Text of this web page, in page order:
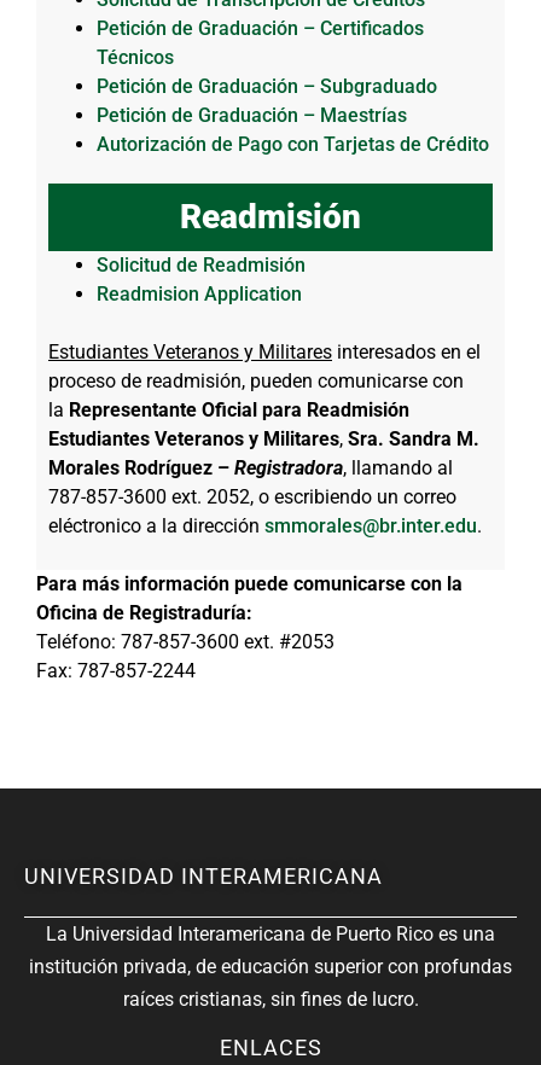
Petición de Graduación – Certificados
Técnicos
Petición de Graduación – Subgraduado
Petición de Graduación – Maestrías
Autorización de Pago con Tarjetas de Crédito
Readmisión
Solicitud de Readmisión
Readmision Application
Estudiantes Veteranos y Militares interesados en el
proceso de readmisión, pueden comunicarse con
la Representante Oficial para Readmisión
Estudiantes Veteranos y Militares, Sra. Sandra M.
Morales Rodríguez – Registradora, llamando al
787-857-3600 ext. 2052, o escribiendo un correo
eléctronico a la dirección smmorales@br.inter.edu.
Para más información puede comunicarse con la
Oficina de Registraduría:
Teléfono: 787-857-3600 ext. #2053
Fax: 787-857-2244
UNIVERSIDAD INTERAMERICANA
La Universidad Interamericana de Puerto Rico es una
institución privada, de educación superior con profundas
raíces cristianas, sin fines de lucro.
ENLACES